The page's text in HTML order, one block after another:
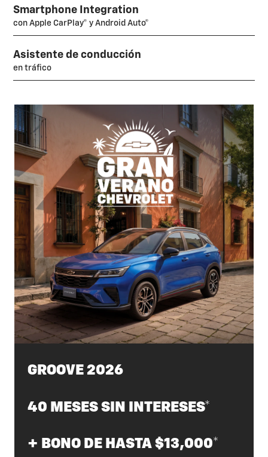
Smartphone Integration
con Apple CarPlay® y Android Auto®
Asistente de conducción
en tráfico
GROOVE 2026
40 MESES SIN INTERESES*
+ BONO DE HASTA $13,000*